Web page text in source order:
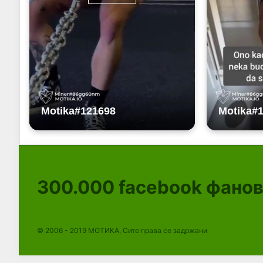
300.000 facebook
© 2006 - 2019 МОТИКА, Сите права се задржани